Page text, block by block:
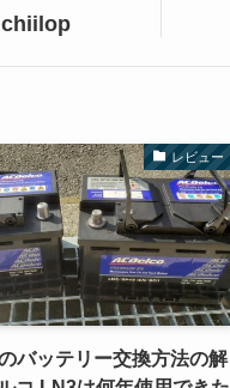
chiilop
レビュー
バッテリー交換方法の解